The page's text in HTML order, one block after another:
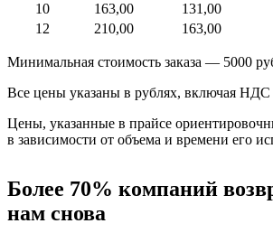
10
163,00 131,00
12
210,00 163,00
Минимальная стоимость заказа — 5000
Все цены указаны в рублях, включая НДС
Цены, указанные в прайсе
в зависимости от объема и времени его
Более 70% компаний
нам снова